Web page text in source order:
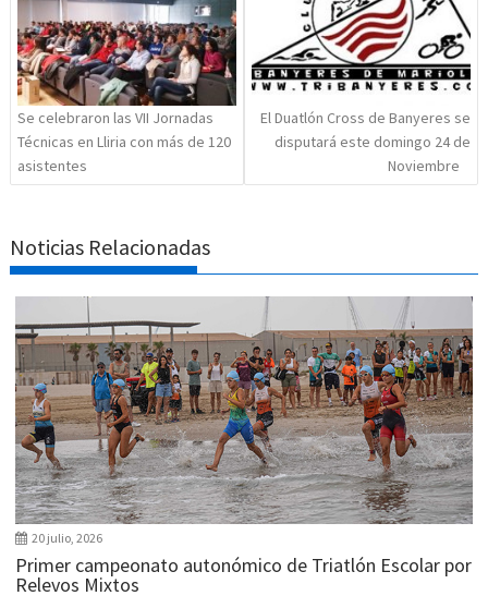
Se celebraron las VII Jornadas
Técnicas en Lliria con más de 120
asistentes
El Duatlón Cross de Banyeres se
disputará este domingo 24 de
Noviembre
Noticias Relacionadas
20 julio, 2026
Primer campeonato autonómico de Triatlón Escolar por
Relevos Mixtos